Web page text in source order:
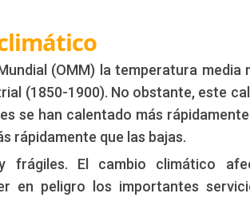
(OMM) la temperatura media
(1850-1900). No obstante, este
se han calentado más
rápidamente que las bajas.
frágiles. El cambio climático
en peligro los importantes